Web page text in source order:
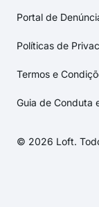
Portal de
Políticas de
Termos e
Guia de Conduta
© 2026 Loft.